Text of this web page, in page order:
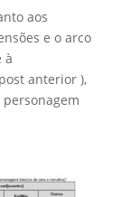
aos
e o arco
à
anterior ),